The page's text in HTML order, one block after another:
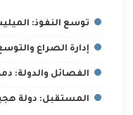
توسع النفوذ:
إدارة الصراع
الفصائل والدولة:
المستقبل: دولة